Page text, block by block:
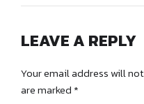
LEAVE A REPLY
Your email address will
are marked *